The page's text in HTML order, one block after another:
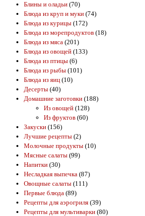
Блины и оладьи (70)
Блюда из круп и муки (74)
Блюда из курицы (172)
Блюда из морепродуктов (18)
Блюда из мяса (201)
Блюда из овощей (133)
Блюда из птицы (6)
Блюда из рыбы (101)
Блюда из яиц (10)
Десерты (40)
Домашние заготовки (188)
Из овощей (128)
Из фруктов (60)
Закуски (156)
Лучшие рецепты (2)
Молочные продукты (10)
Мясные салаты (99)
Напитки (30)
Несладкая выпечка (87)
Овощные салаты (111)
Первые блюда (89)
Рецепты для аэрогриля (39)
Рецепты для мультиварки (80)